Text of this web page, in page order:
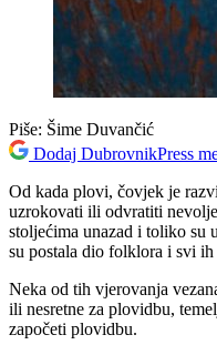
Piše: Šime Duvančić
Dodaj DubrovnikPress
Od kada plovi, čovjek je
uzrokovati ili odvratiti
stoljećima unazad i toliko su
su postala dio folklora i svi
Neka od tih vjerovanja
ili nesretne za plovidbu,
započeti plovidbu.